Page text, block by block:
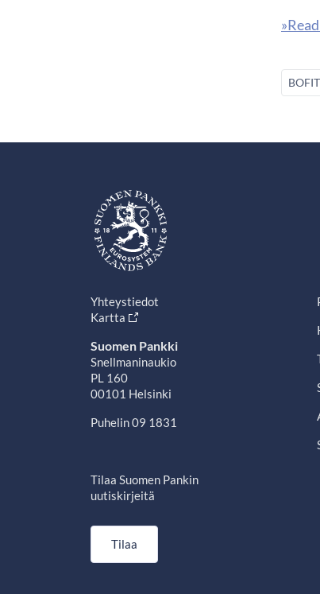
Yhteystiedot
Kartta
Suomen Pankki
Snellmaninaukio
PL 160
00101 Helsinki
Puhelin 09 1831
Tilaa Suomen Pankin
uutiskirjeitä
Tilaa